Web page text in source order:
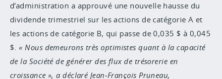
d’administration a approuvé une nouvelle hausse du
dividende trimestriel sur les actions de catégorie A et
les actions de catégorie B, qui passe de 0,035 $ à 0,045
$. Nous demeurons très optimistes quant à la capacité
de la Société de générer des flux de trésorerie en
croissance », a déclaré Jean‑François Pruneau,